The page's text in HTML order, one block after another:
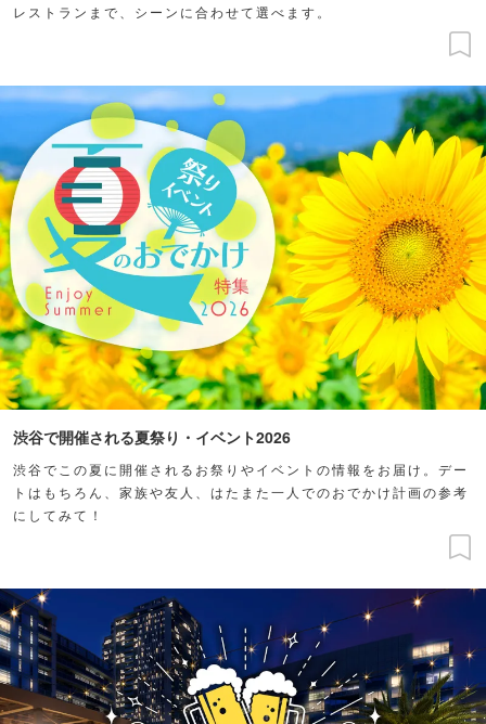
レストランまで、シーンに合わせて選べます。
渋谷で開催される夏祭り・イベント2026
渋谷でこの夏に開催されるお祭りやイベントの情報をお届け。デー
トはもちろん、家族や友人、はたまた一人でのおでかけ計画の参考
にしてみて！